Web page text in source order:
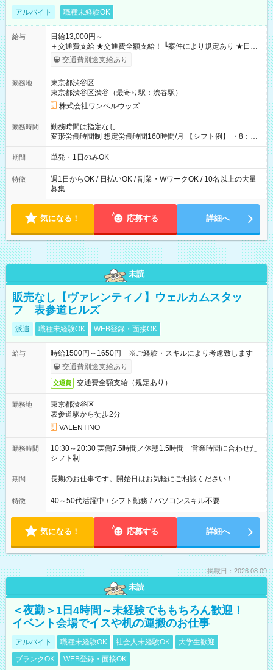
アルバイト 職種未経験OK
給与
日給13,000円～
＋交通費支給 ★交通費全額支給！ ┗案件により規定あり ★日払
いOK！（規定あり） ┗働いたその日に現金GET♪ お仕事後はコ
ンビニATMから 日払い分を引き落とせます！ 【試用期間】試
交通費別途支給あり
勤務地
東京都渋谷区
東京都渋谷区渋谷（最寄り駅：渋谷駅）
株式会社ワンベルウッズ
勤務時間
勤務時間は指定なし
変形労働時間制 想定労働時間160時間/月 【シフト例】 ・8：00
～21：00
期間 単発・1日のみOK
特徴
週1日からOK / 日払いOK / 副業・WワークOK / 10名以上の大量
募集
気になる！ 応募する 詳細へ
未読
販売なし【ヴァレンティノ】ウェルカムスタッ
フ 表参道ヒルズ
派遣 職種未経験OK WEB登録・面接OK
給与
時給1500円～1650円 ※ご経験・スキルにより考慮致します
交通費別途支給あり
交通費 交通費全額支給（規定あり）
勤務地
東京都渋谷区
表参道駅から徒歩2分
VALENTINO
勤務時間
10:30～20:30 実働7.5時間／休憩1.5時間 営業時間に合わせた
シフト制
期間 長期のお仕事です。開始日はお気軽にご相談ください！
特徴 40～50代活躍中 / シフト勤務 / パソコンスキル不要
気になる！ 応募する 詳細へ
掲載日：2026.08.09
未読
＜夜勤＞1日4時間～未経験でももちろん歓迎！
イベント会場でイスや机の運搬のお仕事
アルバイト 職種未経験OK 社会人未経験OK
大学生歓迎
ブランクOK
WEB登録・面接OK